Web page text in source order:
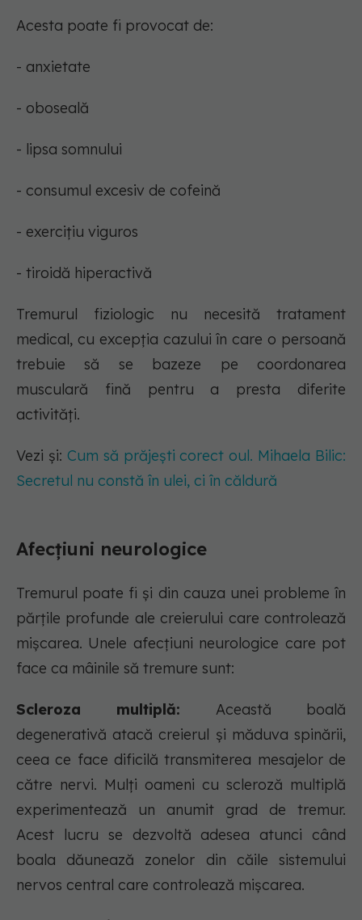
Acesta poate fi provocat de:
- anxietate
- oboseală
- lipsa somnului
- consumul excesiv de cofeină
- exercițiu viguros
- tiroidă hiperactivă
Tremurul fiziologic nu necesită tratament
medical, cu excepția cazului în care o persoană
trebuie să se bazeze pe coordonarea
musculară fină pentru a presta diferite
activități.
Vezi și: Cum să prăjești corect oul. Mihaela Bilic:
Secretul nu constă în ulei, ci în căldură
Afecțiuni neurologice
Tremurul poate fi și din cauza unei probleme în
părțile profunde ale creierului care controlează
mișcarea. Unele afecțiuni neurologice care pot
face ca mâinile să tremure sunt:
Scleroza multiplă: Această boală
degenerativă atacă creierul și măduva spinării,
ceea ce face dificilă transmiterea mesajelor de
către nervi. Mulți oameni cu scleroză multiplă
experimentează un anumit grad de tremur.
Acest lucru se dezvoltă adesea atunci când
boala dăunează zonelor din căile sistemului
nervos central care controlează mișcarea.